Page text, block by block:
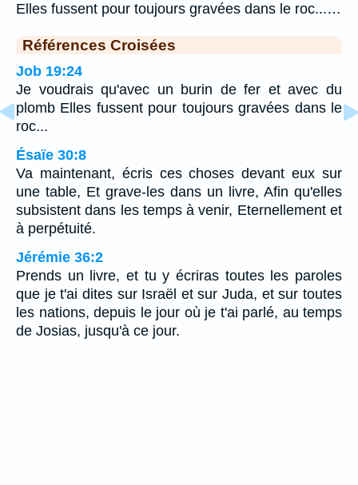
Elles fussent pour toujours gravées dans le roc...…
Références Croisées
Job 19:24
Je voudrais qu'avec un burin de fer et avec du
plomb Elles fussent pour toujours gravées dans le
roc...
Ésaïe 30:8
Va maintenant, écris ces choses devant eux sur
une table, Et grave-les dans un livre, Afin qu'elles
subsistent dans les temps à venir, Eternellement et
à perpétuité.
Jérémie 36:2
Prends un livre, et tu y écriras toutes les paroles
que je t'ai dites sur Israël et sur Juda, et sur toutes
les nations, depuis le jour où je t'ai parlé, au temps
de Josias, jusqu'à ce jour.